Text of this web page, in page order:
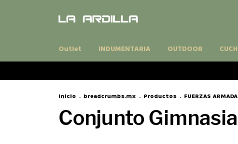
Outlet INDUMENTARIA OUTDOOR
Inicio . breadcrumbs.mx . Productos . FUERZAS
Conjunto Gimnasia